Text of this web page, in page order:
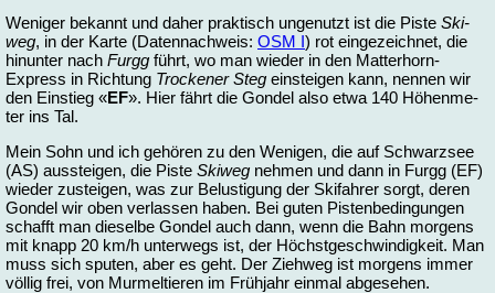
We­ni­ger be­kannt und da­her prak­tisch un­ge­nutzt ist die Pis­te Ski­
weg, in der Kar­te (Da­ten­nach­weis: OSM I) rot ein­ge­zeich­net, die
hin­un­ter nach Furgg führt, wo man wie­der in den Mat­ter­horn-
Express in Rich­tung Tro­cke­ner Steg ein­stei­gen kann, nen­nen wir
den Ein­stieg «EF». Hier fährt die Gon­del al­so et­wa 140 Hö­hen­me­
ter ins Tal.
Mein Sohn und ich ge­hö­ren zu den We­ni­gen, die auf Schwarz­see
(AS) aus­stei­gen, die Pis­te Ski­weg neh­men und dann in Furgg (EF)
wie­der zu­stei­gen, was zur Be­lus­ti­gung der Ski­fah­rer sorgt, de­ren
Gon­del wir oben ver­las­sen ha­ben. Bei gu­ten Pis­ten­be­din­gun­gen
schafft man die­sel­be Gon­del auch dann, wenn die Bahn mor­gens
mit knapp 20 km/h un­ter­wegs ist, der Höchst­ge­schwin­dig­keit. Man
muss sich spu­ten, aber es geht. Der Zieh­weg ist mor­gens im­mer
völ­lig frei, von Mur­mel­tie­ren im Früh­jahr ein­mal ab­ge­se­hen.